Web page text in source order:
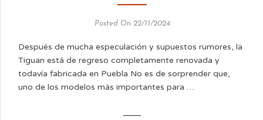
Posted On 22/11/2024
Después de mucha especulación y supuestos rumores, la
Tiguan está de regreso completamente renovada y
todavía fabricada en Puebla No es de sorprender que,
uno de los modelos más importantes para …